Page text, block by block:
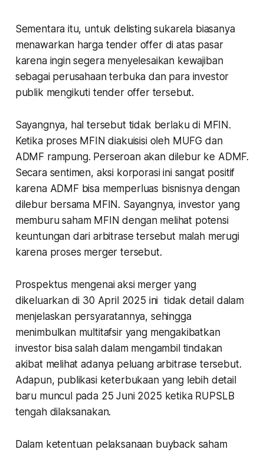
Sementara itu, untuk delisting sukarela biasanya
menawarkan harga tender offer di atas pasar
karena ingin segera menyelesaikan kewajiban
sebagai perusahaan terbuka dan para investor
publik mengikuti tender offer tersebut.
Sayangnya, hal tersebut tidak berlaku di MFIN.
Ketika proses MFIN diakuisisi oleh MUFG dan
ADMF rampung. Perseroan akan dilebur ke ADMF.
Secara sentimen, aksi korporasi ini sangat positif
karena ADMF bisa memperluas bisnisnya dengan
dilebur bersama MFIN. Sayangnya, investor yang
memburu saham MFIN dengan melihat potensi
keuntungan dari arbitrase tersebut malah merugi
karena proses merger tersebut.
Prospektus mengenai aksi merger yang
dikeluarkan di 30 April 2025 ini tidak detail dalam
menjelaskan persyaratannya, sehingga
menimbulkan multitafsir yang mengakibatkan
investor bisa salah dalam mengambil tindakan
akibat melihat adanya peluang arbitrase tersebut.
Adapun, publikasi keterbukaan yang lebih detail
baru muncul pada 25 Juni 2025 ketika RUPSLB
tengah dilaksanakan.
Dalam ketentuan pelaksanaan buyback saham